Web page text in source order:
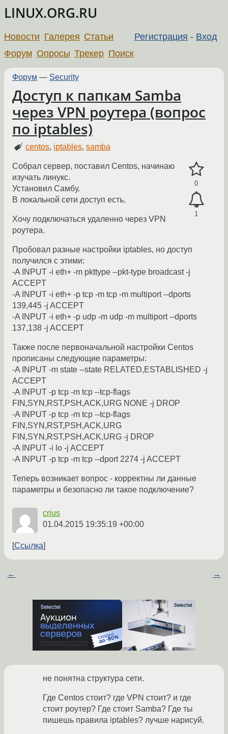
LINUX.ORG.RU
Регистрация - Вход
Новости Галерея Статьи
Форум Опросы Трекер Поиск
Форум — Security
Доступ к папкам Samba
через VPN роутера (вопрос
по iptables)
centos, iptables,samba
0
1
Cобрал сервер, поставил Centos, начинаю
изучать линукс.
Установил Самбу.
В локальной сети доступ есть.
Хочу подключаться удаленно через VPN
роутера.
Пробовал разные настройки iptables, но доступ
получился с этими:
-A INPUT -i eth+ -m pkttype --pkt-type broadcast -j
ACCEPT
-A INPUT -i eth+ -p tcp -m tcp -m multiport --dports
139,445 -j ACCEPT
-A INPUT -i eth+ -p udp -m udp -m multiport --dports
137,138 -j ACCEPT
Также после первоначальной настройки Centos
прописаны следующие параметры:
-A INPUT -m state --state RELATED,ESTABLISHED -j
ACCEPT
-A INPUT -p tcp -m tcp --tcp-flags
FIN,SYN,RST,PSH,ACK,URG NONE -j DROP
-A INPUT -p tcp -m tcp --tcp-flags
FIN,SYN,RST,PSH,ACK,URG
FIN,SYN,RST,PSH,ACK,URG -j DROP
-A INPUT -i lo -j ACCEPT
-A INPUT -p tcp -m tcp --dport 2274 -j ACCEPT
Теперь возникает вопрос - корректны ли данные
параметры и безопасно ли такое подключение?
crius
01.04.2015 19:35:19 +00:00
Ссылка
← →
не понятна структура сети.
Где Centos стоит? где VPN стоит? и где
стоит роутер? Где стоит Samba? Где ты
пишешь правила iptables? лучше нарисуй.